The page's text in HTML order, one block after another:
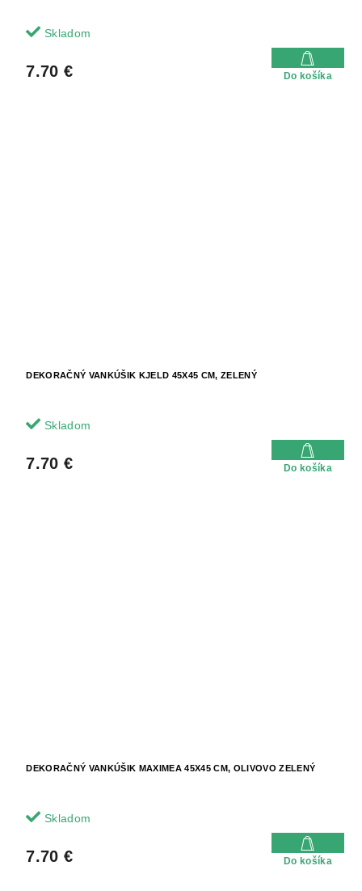
Skladom
7.70 € Do košíka
DEKORAČNÝ VANKÚŠIK KJELD 45X45 CM, ZELENÝ
Skladom
7.70 € Do košíka
DEKORAČNÝ VANKÚŠIK MAXIMEA 45X45 CM, OLIVOVO ZELENÝ
Skladom
7.70 € Do košíka